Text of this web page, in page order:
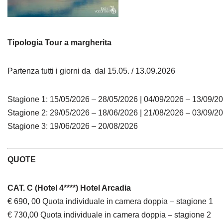
Tipologia Tour a margherita
Partenza tutti i giorni da dal 15.05. / 13.09.2026
Stagione 1: 15/05/2026 – 28/05/2026 | 04/09/2026 – 13/09/
Stagione 2: 29/05/2026 – 18/06/2026 | 21/08/2026 – 03/09/
Stagione 3: 19/06/2026 – 20/08/2026
QUOTE
CAT. C (Hotel 4****) Hotel Arcadia
€ 690, 00 Quota individuale in camera doppia – stagione 1
€ 730,00 Quota individuale in camera doppia – stagione 2